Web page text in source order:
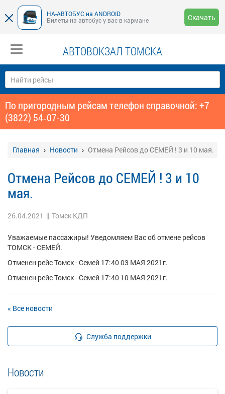
НА-АВТОБУС на ANDROID
Билеты на автобус у вас в кармане
Скачать
АВТОВОКЗАЛ ТОМСКА
По пригородным рейсам телефон справочной: +7
(3822) 54‑07-30
Главная Новости Отмена Рейсов до СЕМЕЙ ! 3 и 10 мая.
Отмена Рейсов до СЕМЕЙ ! 3 и 10
мая.
26.04.2021 || Томск КДП
Уважаемые пассажиры! Уведомляем Вас об отмене рейсов
ТОМСК - СЕМЕЙ.
Отменен рейс Томск - Семей 17:40 03 МАЯ 2021г.
Отменен рейс Томск - Семей 17:40 10 МАЯ 2021г.
« Все новости
Служба поддержки
Новости